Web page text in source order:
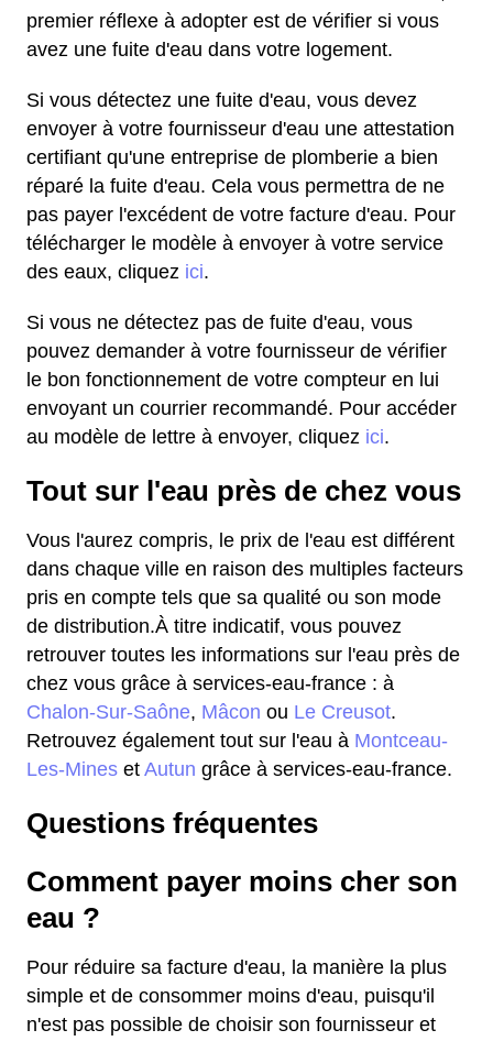
premier réflexe à adopter est de vérifier si vous
avez une fuite d'eau dans votre logement.
Si vous détectez une fuite d'eau, vous devez
envoyer à votre fournisseur d'eau une attestation
certifiant qu'une entreprise de plomberie a bien
réparé la fuite d'eau. Cela vous permettra de ne
pas payer l'excédent de votre facture d'eau. Pour
télécharger le modèle à envoyer à votre service
des eaux, cliquez ici.
Si vous ne détectez pas de fuite d'eau, vous
pouvez demander à votre fournisseur de vérifier
le bon fonctionnement de votre compteur en lui
envoyant un courrier recommandé. Pour accéder
au modèle de lettre à envoyer, cliquez ici.
Tout sur l'eau près de chez vous
Vous l'aurez compris, le prix de l'eau est différent
dans chaque ville en raison des multiples facteurs
pris en compte tels que sa qualité ou son mode
de distribution.À titre indicatif, vous pouvez
retrouver toutes les informations sur l'eau près de
chez vous grâce à services-eau-france : à
Chalon-Sur-Saône, Mâcon ou Le Creusot.
Retrouvez également tout sur l'eau à Montceau-
Les-Mines et Autun grâce à services-eau-france.
Questions fréquentes
Comment payer moins cher son
eau ?
Pour réduire sa facture d'eau, la manière la plus
simple et de consommer moins d'eau, puisqu'il
n'est pas possible de choisir son fournisseur et